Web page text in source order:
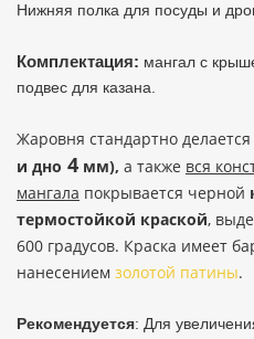
Нижняя полка для посуды и
Комплектация: мангал с
подвес для казана.
Жаровня стандартно
и дно 4 мм), а также вся
мангала покрывается черной
термостойкой краской,
600 градусов. Краска имеет
нанесением золотой патины.
Рекомендуется: Для